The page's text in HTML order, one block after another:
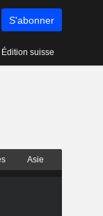
S'abonner
Édition suisse
Asie